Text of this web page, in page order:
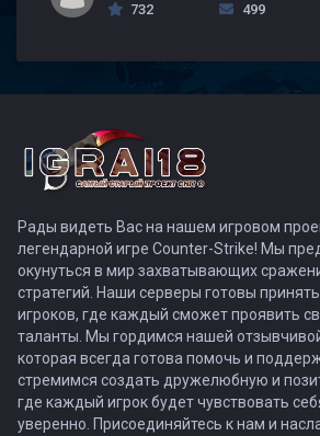
732
499
Рады видеть Вас на нашем игровом
легендарной игре Counter-Strike! Мы
окунуться в мир захватывающих
стратегий. Наши серверы готовы
игроков, где каждый сможет проявить
таланты. Мы гордимся нашей
которая всегда готова помочь и
стремимся создать дружелюбную и
где каждый игрок будет чувствовать
уверенно. Присоединяйтесь к нам и